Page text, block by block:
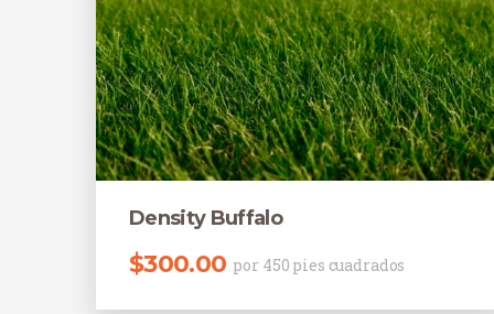
Density Buffalo
$300.00 por 450 pies cuadrados